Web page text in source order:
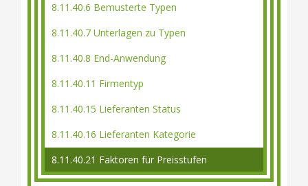
8.11.40.6 Bemusterte Typen
8.11.40.7 Unterlagen zu Typen
8.11.40.8 End-Anwendung
8.11.40.11 Firmentyp
8.11.40.15 Lieferanten Status
8.11.40.16 Lieferanten Kategorie
8.11.40.21 Faktoren für Preisstufen